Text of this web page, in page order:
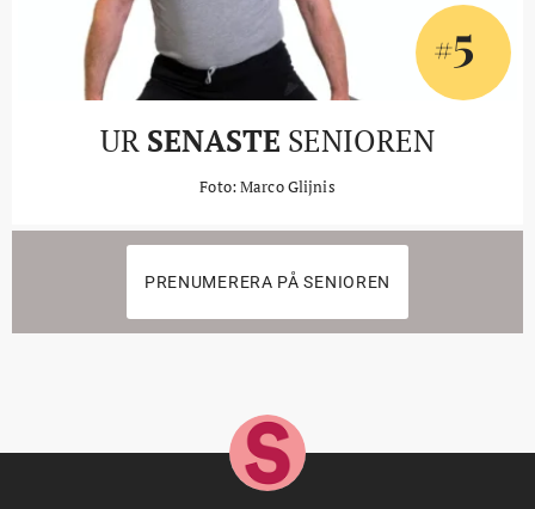
#5
UR SENASTE SENIOREN
Foto: Marco Glijnis
PRENUMERERA PÅ SENIOREN